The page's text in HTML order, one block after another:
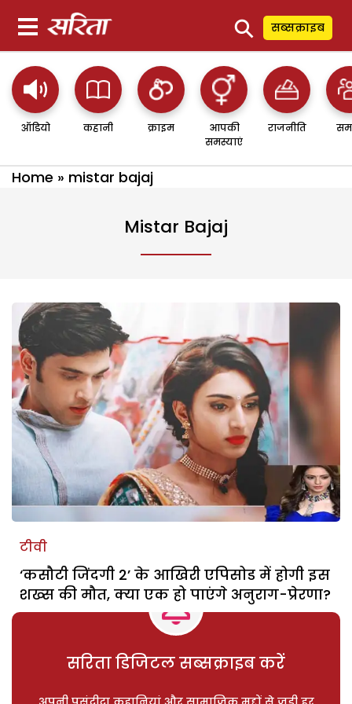
⚲ सब्सक्राइब
ऑडियो कहानी क्राइम
आपकी
समस्याएं
राजनीति
Home » mistar bajaj
Mistar Bajaj
टीवी
‘कसौटी जिंदगी 2’ के आखिरी एपिसोड में होगी इस
शख्स की मौत, क्या एक हो पाएंगे अनुराग-प्रेरणा?
सरिता डिजिटल सब्सक्राइब करें